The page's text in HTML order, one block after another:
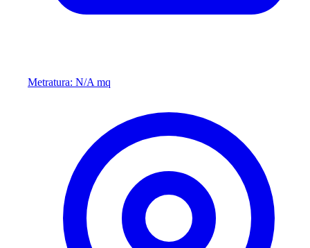
Metratura: N/A mq